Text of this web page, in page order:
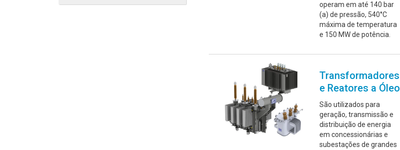
operam em até 140 bar
(a) de pressão, 540°C
máxima de temperatura
e 150 MW de potência.
Transformadores
e Reatores a Óleo
São utilizados para
geração, transmissão e
distribuição de energia
em concessionárias e
subestações de grandes